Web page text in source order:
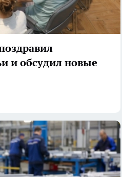
и обсудил новые